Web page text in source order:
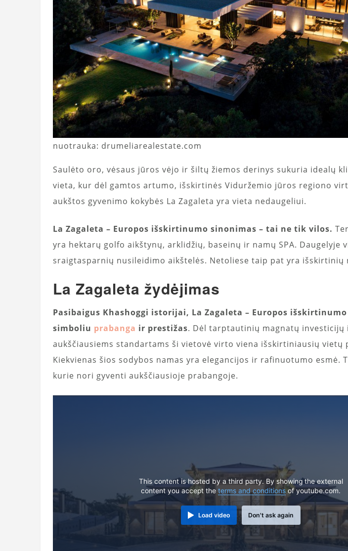
nuotrauka: drumeliarealestate.com
Saulėto oro, vėsaus jūros vėjo ir šiltų žiemos derinys sukuria idealų
vieta, kur dėl gamtos artumo, išskirtinės Viduržemio jūros regiono
aukštos gyvenimo kokybės La Zagaleta yra vieta nedaugeliui.
La Zagaleta – Europos išskirtinumo sinonimas – tai ne tik vilos.
yra hektarų golfo aikštynų, arklidžių, baseinų ir namų SPA. Daugelyje
sraigtasparnių nusileidimo aikštelės. Netoliese taip pat yra išskirtinių
La Zagaleta žydėjimas
Pasibaigus Khashoggi istorijai, La Zagaleta – Europos
simboliu prabanga ir prestižas. Dėl tarptautinių magnatų investicijų
aukščiausiems standartams ši vietovė virto viena išskirtiniausių vietų
Kiekvienas šios sodybos namas yra elegancijos ir rafinuotumo esmė.
kurie nori gyventi aukščiausioje prabangoje.
This content is hosted by a third party. By showing the external
content you accept the terms and conditionsof youtube.com.
Load video Don't ask again